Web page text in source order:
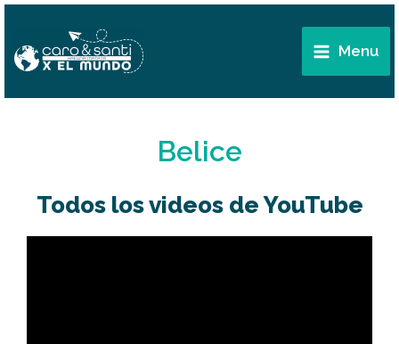
contenido
Main
Menu
Menu
Belice
Todos los videos de YouTube